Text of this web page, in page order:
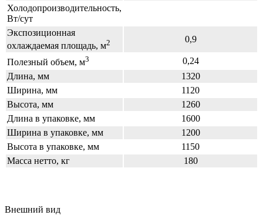
Холодопроизводительность,
Вт/сут
Экспозиционная
охлаждаемая площадь, м2 0,9
Полезный объем, м3
0,24
Длина, мм
1320
Ширина, мм
1120
Высота, мм
1260
Длина в упаковке, мм
1600
Ширина в упаковке, мм
1200
Высота в упаковке, мм
1150
Масса нетто, кг
180
Внешний вид